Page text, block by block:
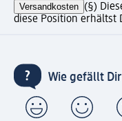
Versandkosten (§)
diese Position erhältst
Wie gefällt